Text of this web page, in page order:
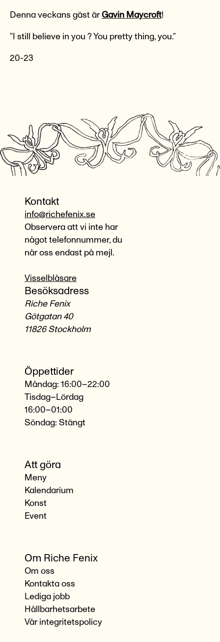
Denna veckans gäst ärGavin Maycroft!
”I still believe in you ? You pretty thing, you.”
20-23
Öppettider
Måndag: 16:00–22:00
Tisdag–Lördag
16:00–01:00
Söndag: Stängt
Att göra
Meny
Kalendarium
Konst
Event
Om Riche Fenix
Om oss
Kontakta oss
Lediga jobb
Hållbarhetsarbete
Vår integritetspolicy
Kontakt
info@richefenix.se
Observera att vi inte har
något telefonnummer, du
når oss endast på mejl.
Visselblåsare
Besöksadress
Riche Fenix
Götgatan 40
11826 Stockholm